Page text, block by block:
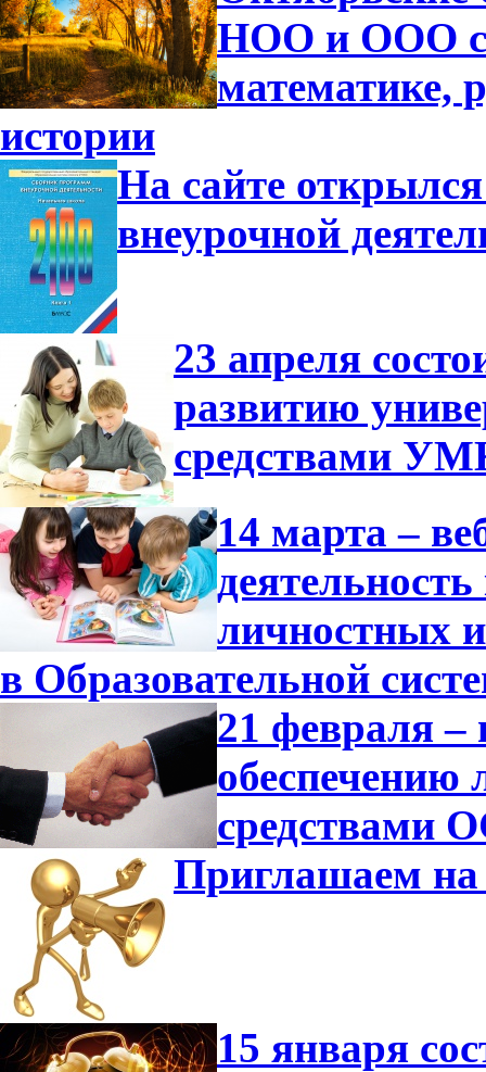
НОО и ООО
математике,
истории
На сайте
внеурочной
23 апреля
развитию
средствами
14 марта –
личностных
в Образовательной
21 февраля
обеспечению
средствами
Приглашаем на
15 января